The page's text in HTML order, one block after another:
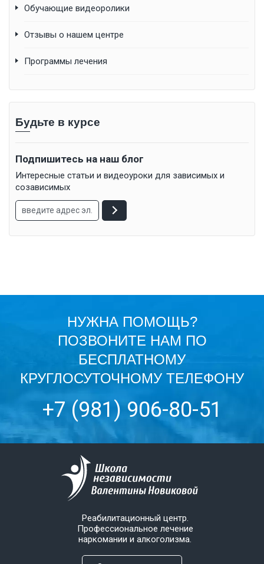
Обучающие видеоролики
Отзывы о нашем центре
Программы лечения
Будьте в курсе
Подпишитесь на наш блог
Интересные статьи и видеоуроки для зависимых и
созависимых
НУЖНА ПОМОЩЬ?
ПОЗВОНИТЕ НАМ ПО
БЕСПЛАТНОМУ
КРУГЛОСУТОЧНОМУ ТЕЛЕФОНУ
+7 (981) 906-80-51
Реабилитационный центр.
Профессиональное лечение
наркомании и алкоголизма.